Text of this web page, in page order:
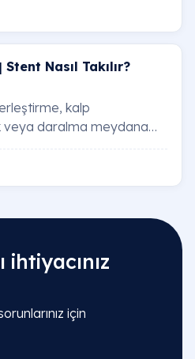
Nasıl Takılır?
kalp
veya daralma meydana
invaziv tedavi
ihtiyacınız
için